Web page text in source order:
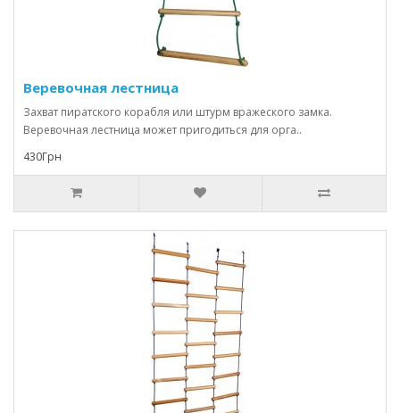
Веревочная лестница
Захват пиратского корабля или штурм вражеского замка.
Веревочная лестница может пригодиться для орга..
430Грн